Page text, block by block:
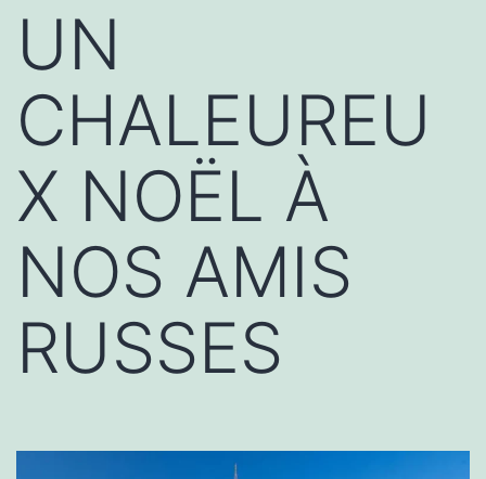
UN
CHALEUREU
X NOËL À
NOS AMIS
RUSSES